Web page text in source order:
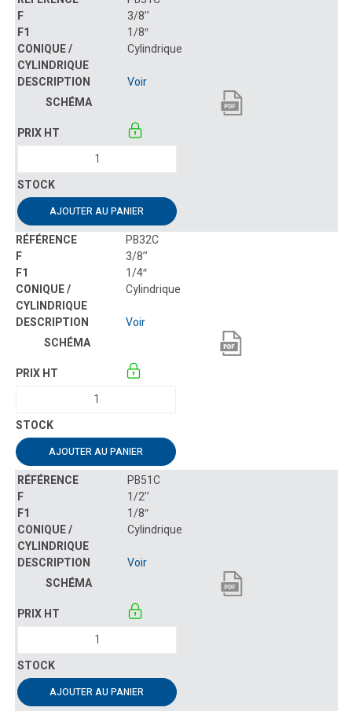
3/8’’
1/8″
Cylindrique
Voir
AJOUTER AU PANIER
PB32C
3/8’’
1/4″
Cylindrique
Voir
AJOUTER AU PANIER
PB51C
1/2’’
1/8″
Cylindrique
Voir
AJOUTER AU PANIER